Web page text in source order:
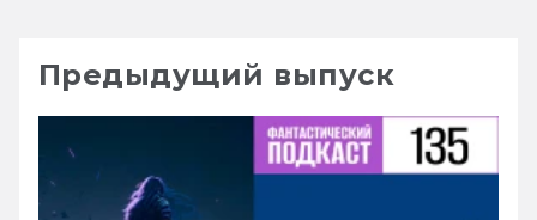
Предыдущий выпуск